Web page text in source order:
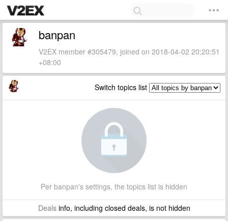
banpan
V2EX member #305479, joined on 2018-04-02 20:20:51
+08:00
Switch topics list
Per banpan's settings, the topics list is hidden
Dealsinfo, including closed deals, is not hidden